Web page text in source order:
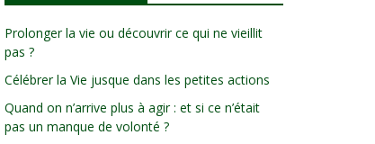
Prolonger la vie ou découvrir ce qui ne vieillit
pas ?
Célébrer la Vie jusque dans les petites actions
Quand on n’arrive plus à agir : et si ce n’était
pas un manque de volonté ?